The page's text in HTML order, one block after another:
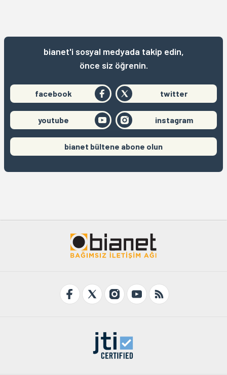
bianet'i sosyal medyada takip edin,
önce siz öğrenin.
facebook twitter
youtube instagram
bianet bültene abone olun